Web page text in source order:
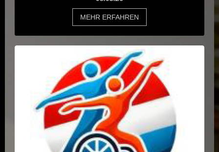
MEHR ERFAHREN